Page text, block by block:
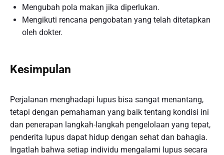
Mengubah pola makan jika diperlukan.
Mengikuti rencana pengobatan yang telah ditetapkan
oleh dokter.
Kesimpulan
Perjalanan menghadapi lupus bisa sangat menantang,
tetapi dengan pemahaman yang baik tentang kondisi ini
dan penerapan langkah-langkah pengelolaan yang tepat,
penderita lupus dapat hidup dengan sehat dan bahagia.
Ingatlah bahwa setiap individu mengalami lupus secara